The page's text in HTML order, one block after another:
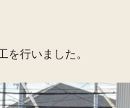
を行いました。